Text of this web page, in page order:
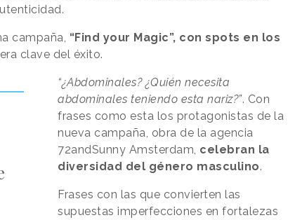
campaña, “Find your Magic”, con spots en los
clave del éxito.
“¿Abdominales? ¿Quién necesita
abdominales teniendo esta nariz?”. Con
frases como esta los protagonistas de la
nueva campaña, obra de la agencia
72andSunny Amsterdam, celebran la
diversidad del género masculino.
Frases con las que convierten las
supuestas imperfecciones en fortalezas